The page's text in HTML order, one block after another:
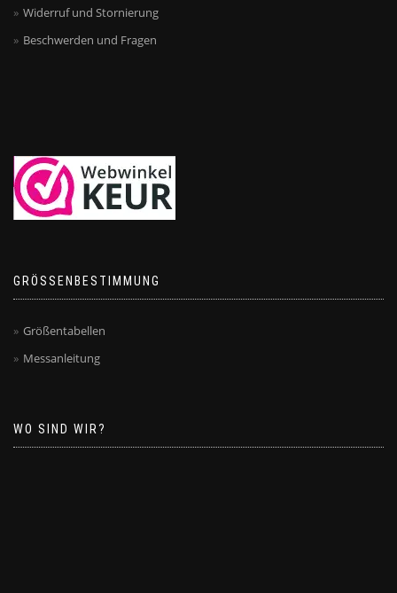
Widerruf und Stornierung
Beschwerden und Fragen
GRÖSSENBESTIMMUNG
Größentabellen
Messanleitung
WO SIND WIR?